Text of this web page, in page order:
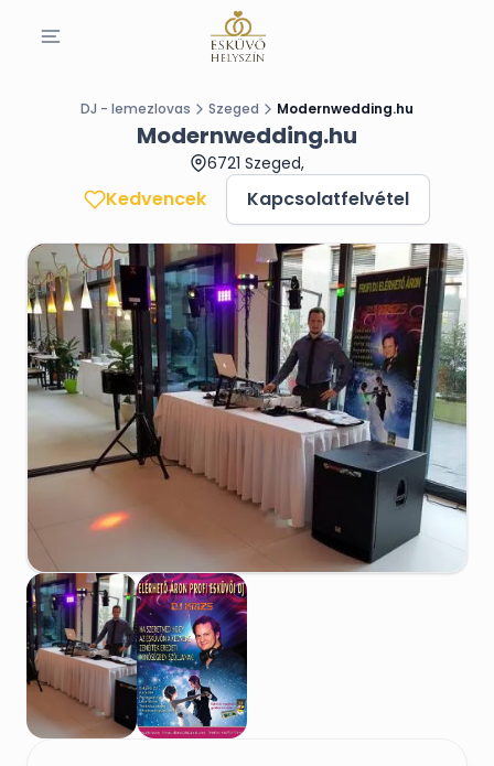
DJ - lemezlovas Szeged Modernwedding.hu
Modernwedding.hu
6721 Szeged,
Kedvencek Kapcsolatfelvétel